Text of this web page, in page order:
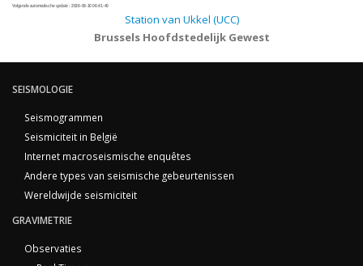
Volgende automatische update : 2026-08-10 06:41:40
Station van Ukkel (UCC)
Brussels Hoofdstedelijk Gewest
SEISMOLOGIE
Seismogrammen
Seismiciteit in België
Internet macroseismische enquêtes
Andere types van seismische gebeurtenissen
Wereldwijde seismiciteit
GRAVIMETRIE
Observaties